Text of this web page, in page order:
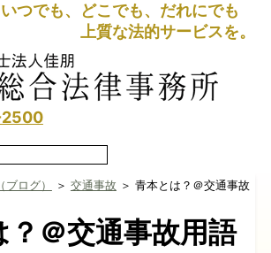
いつでも、どこでも、だれにでも
上質な法的サービスを。
ログ） ＞ 交通事故 ＞ 青本とは？＠交通事故
？＠交通事故用語